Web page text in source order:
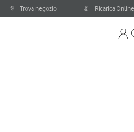
Trova negozio Ricarica Online